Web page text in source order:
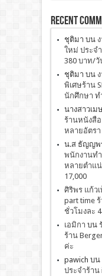
Recent
ชุติมา บน
ใหม่ ประจ
380 บาท/วั
ชุติมา บน
พิเศษร้าน
นักศึกษา ท
นางสาวเม
ร้านหนังสื
หลายอัตรา
น.ส ธัญญพ
พนักงานทำ
หลายตำแน่
17,000
ศิริพร แก้ว
part time
ชั่วโมงละ
เอมิกา บน
ร้าน
ค่ะ
pawich บน
ประจำร้าน